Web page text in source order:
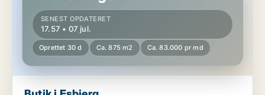
SENEST OPDATERET
17.57 • 07 jul.
Oprettet 30 d Ca. 875 m2 Ca. 83.000 pr md